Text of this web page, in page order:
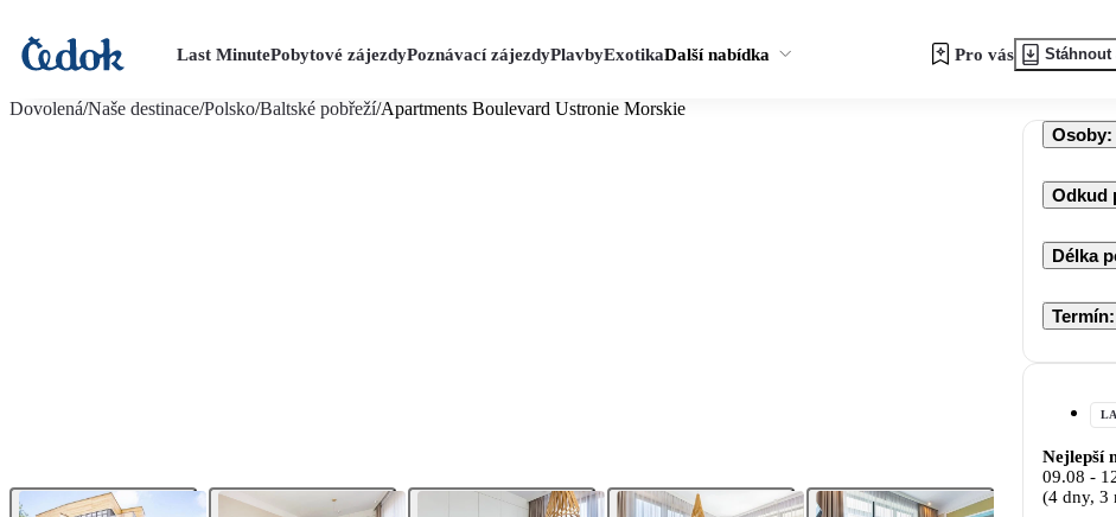
Last MinutePobytové zájezdyPoznávací zájezdyPlavbyExotikaDalší nabídka Pro vás Stáhnout
Dovolená/Naše destinace/Polsko/Baltské pobřeží/Apartments Boulevard Ustronie Morskie
Osoby:
Odkud
Délka
Termín:
Nejlepší
09.08 -
(4 dny, 3